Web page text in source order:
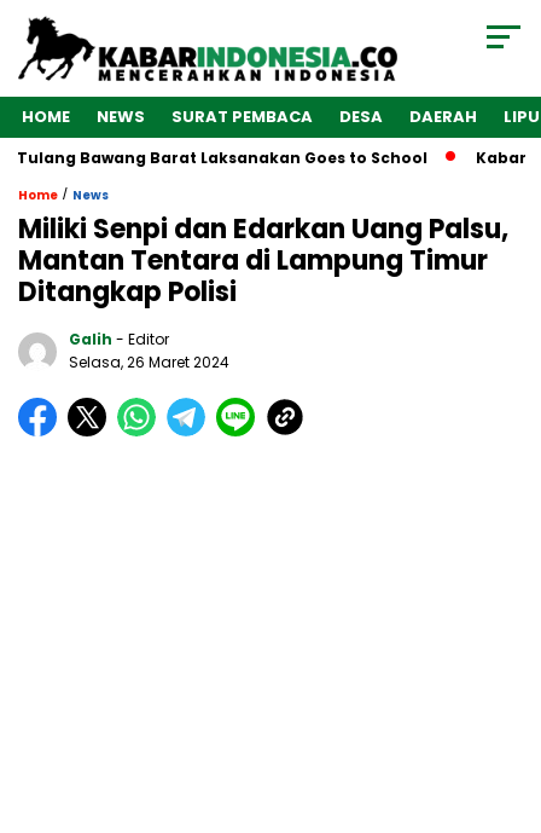
HOME NEWS SURAT PEMBACA DESA DAERAH
Bawang Barat Laksanakan Goes to School
Home / News
Miliki Senpi dan Edarkan Uang Palsu,
Mantan Tentara di Lampung Timur
Ditangkap Polisi
Galih - Editor
Selasa, 26 Maret 2024